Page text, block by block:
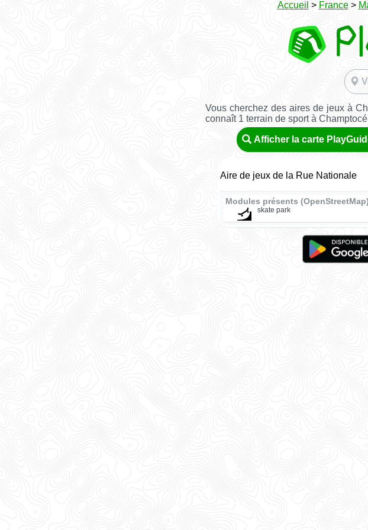
Accueil > France>
Vous cherchez des aires de jeux à
connaît 1 terrain de sport à
Afficher la carte
Aire de jeux de la Rue Nationale
Modules présents (OpenStreetMap)
skate park